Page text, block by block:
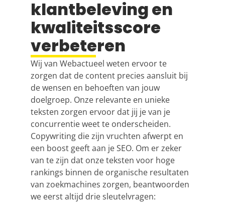
klantbeleving en
kwaliteitsscore
verbeteren
Wij van Webactueel weten ervoor te
zorgen dat de content precies aansluit bij
de wensen en behoeften van jouw
doelgroep. Onze relevante en unieke
teksten zorgen ervoor dat jij je van je
concurrentie weet te onderscheiden.
Copywriting die zijn vruchten afwerpt en
een boost geeft aan jeSEO. Om er zeker
van te zijn dat onze teksten voor hoge
rankings binnen de organische resultaten
van zoekmachines zorgen, beantwoorden
we eerst altijd drie sleutelvragen: